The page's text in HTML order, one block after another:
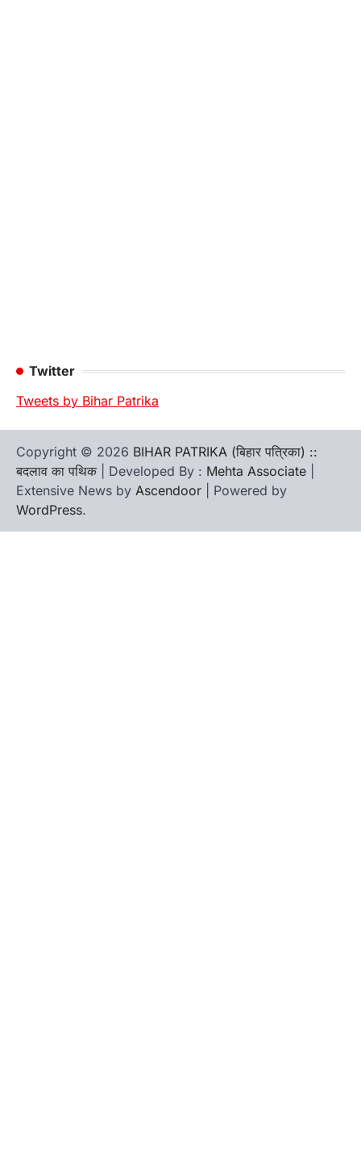
Twitter
Tweets by Bihar Patrika
Copyright © 2026 BIHAR PATRIKA (बिहार पत्रिका) ::
बदलाव का पथिक | Developed By : Mehta Associate
Extensive News by Ascendoor | Powered by
WordPress.